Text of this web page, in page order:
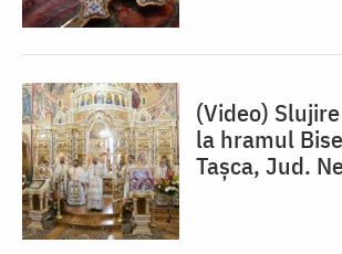
(Video)
la hramul
Tașca, Jud.